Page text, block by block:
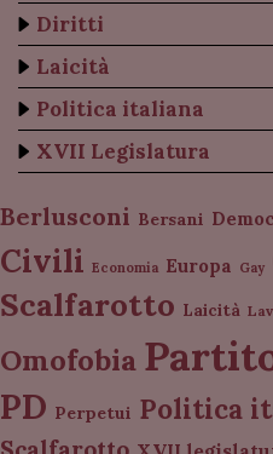
Diritti
Laicità
Politica italiana
XVII Legislatura
Berlusconi Bersani
Civili Economia Europa Gay
Scalfarotto Laicità
Omofobia
PD Perpetui Politica